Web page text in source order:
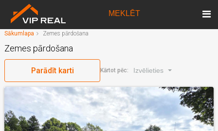
MEKLĒT
Sākumlapa Zemes pārdošana
Zemes pārdošana
Parādīt karti Kārtot pēc: Izvēlieties